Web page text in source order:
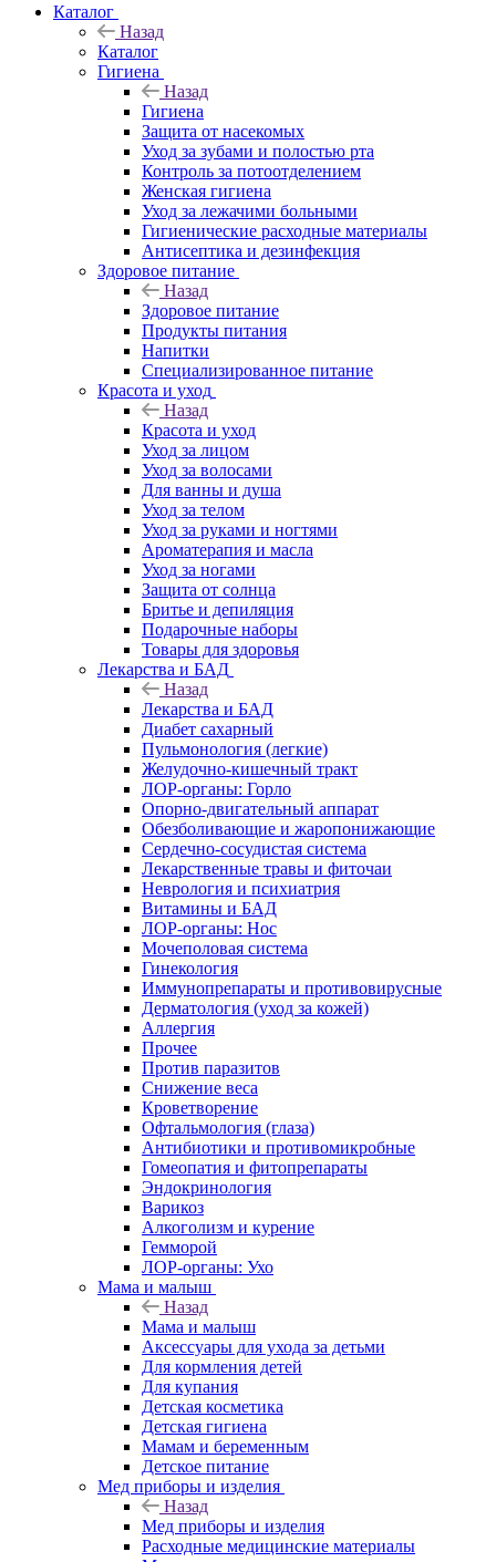
Каталог
Назад
Каталог
Гигиена
Назад
Гигиена
Защита от насекомых
Уход за зубами и полостью рта
Контроль за потоотделением
Женская гигиена
Уход за лежачими больными
Гигиенические расходные материалы
Антисептика и дезинфекция
Здоровое питание
Назад
Здоровое питание
Продукты питания
Напитки
Специализированное питание
Красота и уход
Назад
Красота и уход
Уход за лицом
Уход за волосами
Для ванны и душа
Уход за телом
Уход за руками и ногтями
Ароматерапия и масла
Уход за ногами
Защита от солнца
Бритье и депиляция
Подарочные наборы
Товары для здоровья
Лекарства и БАД
Назад
Лекарства и БАД
Диабет сахарный
Пульмонология (легкие)
Желудочно-кишечный тракт
ЛОР-органы: Горло
Опорно-двигательный аппарат
Обезболивающие и жаропонижающие
Сердечно-сосудистая система
Лекарственные травы и фиточаи
Неврология и психиатрия
Витамины и БАД
ЛОР-органы: Нос
Мочеполовая система
Гинекология
Иммунопрепараты и противовирусные
Дерматология (уход за кожей)
Аллергия
Прочее
Против паразитов
Снижение веса
Кроветворение
Офтальмология (глаза)
Антибиотики и противомикробные
Гомеопатия и фитопрепараты
Эндокринология
Варикоз
Алкоголизм и курение
Гемморой
ЛОР-органы: Ухо
Мама и малыш
Назад
Мама и малыш
Аксессуары для ухода за детьми
Для кормления детей
Для купания
Детская косметика
Детская гигиена
Мамам и беременным
Детское питание
Мед приборы и изделия
Назад
Мед приборы и изделия
Расходные медицинские материалы